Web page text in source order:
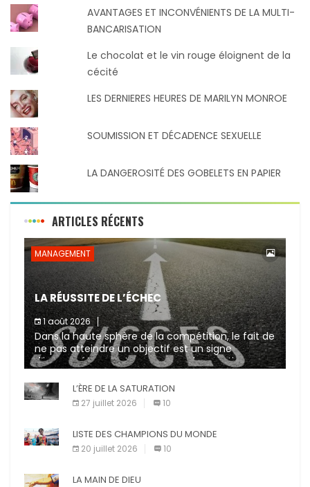
AVANTAGES ET INCONVÉNIENTS DE LA MULTI-
BANCARISATION
Le chocolat et le vin rouge éloignent de la
cécité
LES DERNIERES HEURES DE MARILYN MONROE
SOUMISSION ET DÉCADENCE SEXUELLE
LA DANGEROSITÉ DES GOBELETS EN PAPIER
ARTICLES RÉCENTS
MANAGEMENT
LA RÉUSSITE DE L’ÉCHEC
1 août 2026
Dans la haute sphère de la compétition, le fait de
ne pas atteindre un objectif est un signe
d’incompétence et une source de sanctions
diverses (avertissement, […]
L’ÈRE DE LA SATURATION
27 juillet 2026 10
LISTE DES CHAMPIONS DU MONDE
20 juillet 2026 10
LA MAIN DE DIEU